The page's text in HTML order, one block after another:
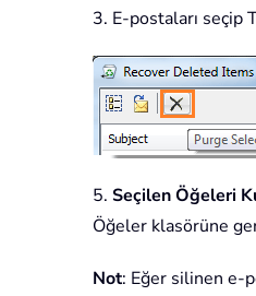
3. E-postaları seçip
5. Seçilen Öğeleri
Öğeler klasörüne
Not: Eğer silinen e-